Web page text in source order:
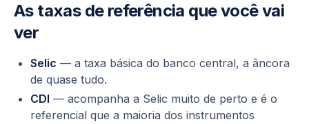
As taxas de referência que você vai
ver
Selic — a taxa básica do banco central, a âncora
de quase tudo.
CDI — acompanha a Selic muito de perto e é o
referencial que a maioria dos instrumentos